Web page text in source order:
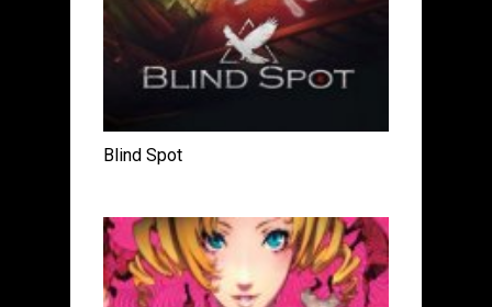
Blind Spot